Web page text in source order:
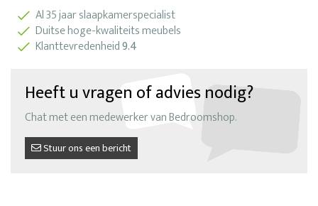
Al 35 jaar slaapkamerspecialist
Duitse hoge-kwaliteits meubels
Klanttevredenheid9.4
Heeft u vragen of advies nodig?
Chat met een medewerker van Bedroomshop.
Stuur ons een bericht